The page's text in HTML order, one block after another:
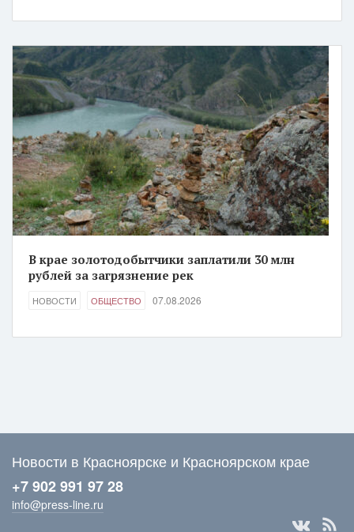
В крае золотодобытчики заплатили 30 млн
рублей за загрязнение рек
НОВОСТИ ОБЩЕСТВО 07.08.2026
Новости в Красноярске и Красноярском крае
+7 902 991 97 28
info@press-line.ru